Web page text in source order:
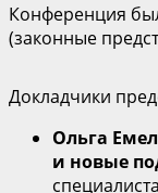
Конференция
(законные
Докладчики
Ольга
и новые